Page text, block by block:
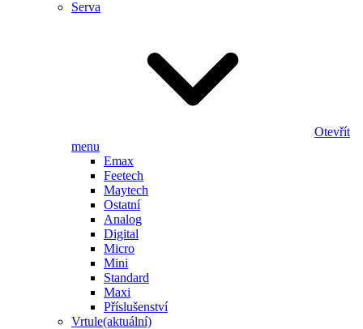
Serva
Otevřít
menu
Emax
Feetech
Maytech
Ostatní
Analog
Digital
Micro
Mini
Standard
Maxi
Příslušenství
Vrtule(aktuální)